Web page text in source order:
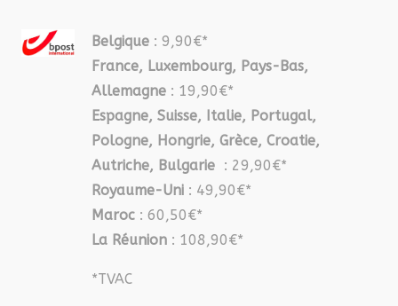
Belgique : 9,90€*
France, Luxembourg, Pays-Bas,
Allemagne : 19,90€*
Espagne, Suisse, Italie, Portugal,
Pologne, Hongrie, Grèce, Croatie,
Autriche, Bulgarie : 29,90€*
Royaume-Uni : 49,90€*
Maroc : 60,50€*
La Réunion : 108,90€*
*TVAC